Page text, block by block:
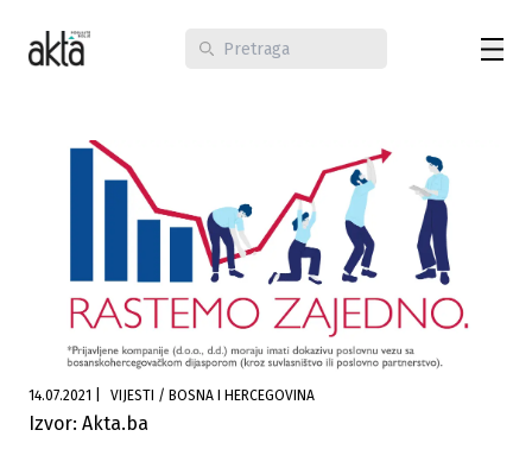
14.07.2021 VIJESTI / BOSNA I HERCEGOVINA
Izvor: Akta.ba